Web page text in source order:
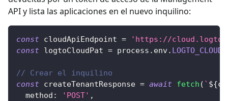
API y lista las aplicaciones en el nuevo inquilino:
const cloudApiEndpoint =
'https://
const logtoCloudPat = process . env.
// Crear el inquilino
const createTenantResponse = await fetch ( ` ${
method : 'POST' ,